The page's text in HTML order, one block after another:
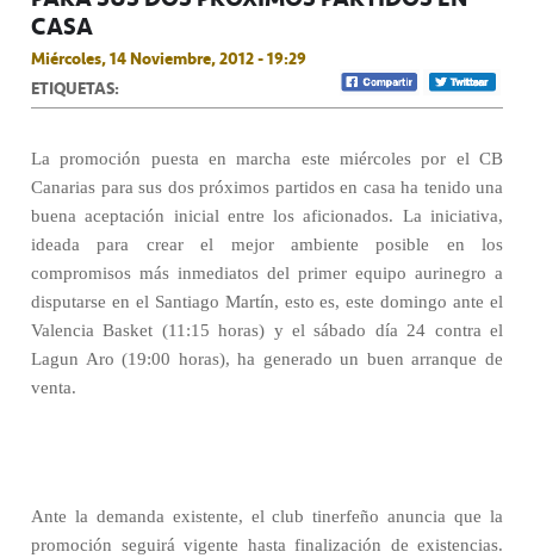
CASA
Miércoles, 14 Noviembre, 2012 - 19:29
ETIQUETAS:
La promoción puesta en marcha este miércoles por el CB
Canarias para sus dos próximos partidos en casa ha tenido una
buena aceptación inicial entre los aficionados. La iniciativa,
ideada para crear el mejor ambiente posible en los
compromisos más inmediatos del primer equipo aurinegro a
disputarse en el Santiago Martín, esto es, este domingo ante el
Valencia Basket (11:15 horas) y el sábado día 24 contra el
Lagun Aro (19:00 horas), ha generado un buen arranque de
venta.
Ante la demanda existente, el club tinerfeño anuncia que la
promoción seguirá vigente hasta finalización de existencias.